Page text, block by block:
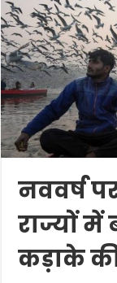
नववर्ष
राज्यों
कड़ाके